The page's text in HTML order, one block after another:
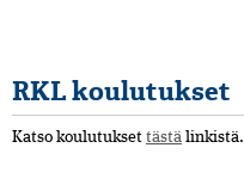
RKL koulutukset
Katso koulutukset tästä linkistä.